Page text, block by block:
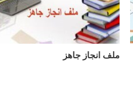
ملف انجاز جاهز